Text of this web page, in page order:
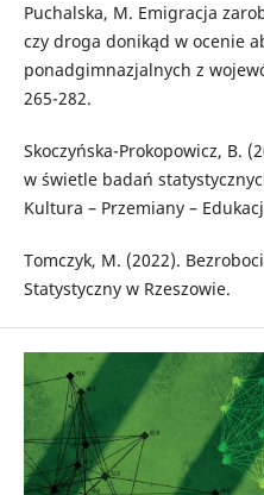
Puchalska, M. Emigracja
czy droga donikąd w ocenie
ponadgimnazjalnych z
265-282.
Skoczyńska-Prokopowicz, B.
w świetle badań
Kultura – Przemiany –
Tomczyk, M. (2022).
Statystyczny w Rzeszowie.